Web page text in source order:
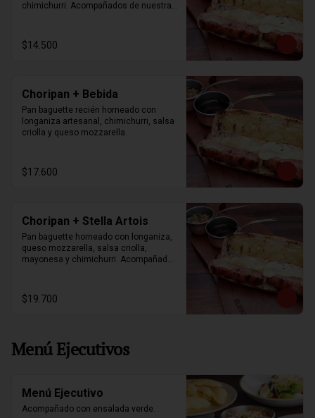
chimichurri. Acompañados de nuestras
$14.500
Choripan + Bebida
Pan baguette recién horneado con
longaniza artesanal, chimichurri, salsa
criolla y queso mozzarella.
$17.600
Choripan + Stella Artois
Pan baguette horneado con longaniza,
queso mozzarella, salsa criolla,
mayonesa y chimichurri. Acompañados
$19.700
Menú Ejecutivos
Menú Ejecutivo
Acompañado con ensalada verde.